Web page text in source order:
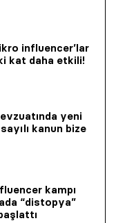
influencer’lar
kat daha etkili!
yeni
kanun bize
kampı
“distopya”